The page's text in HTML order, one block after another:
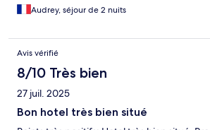
Audrey, séjour de 2 nuits
Avis vérifié
8/10 Très bien
27 juil. 2025
Bon hotel très bien situé